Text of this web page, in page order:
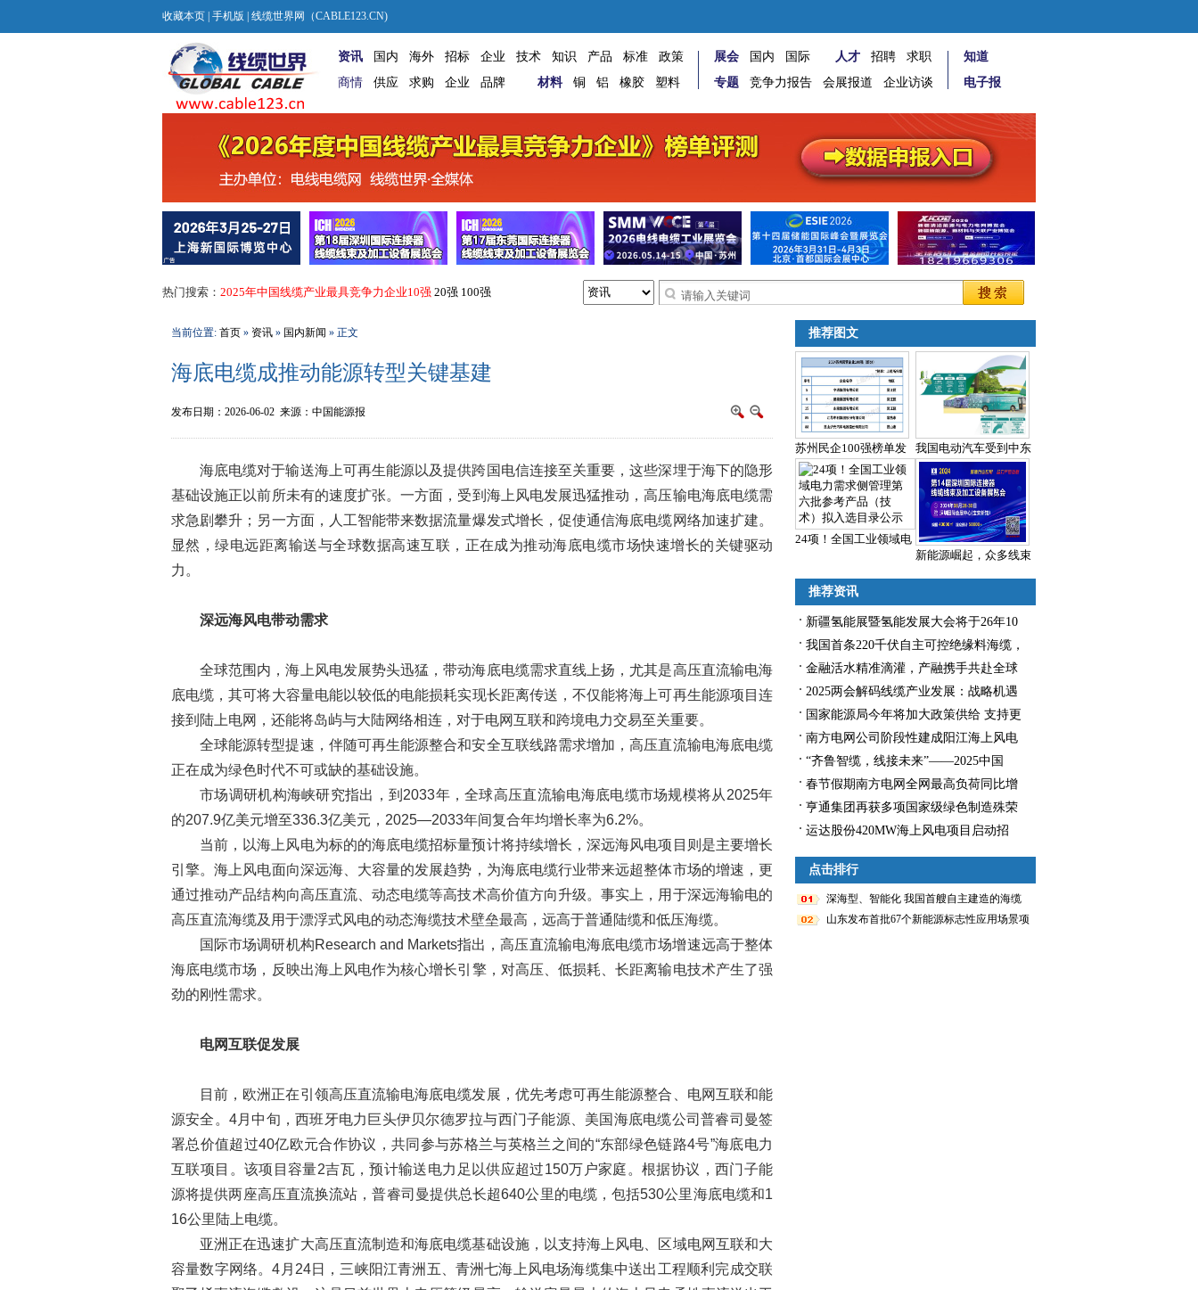
收藏本页 手机版 | 线缆世界网（CABLE123.CN)
资讯 国内 海外 招标 企业 技术 知识 产品 标准
政策
商情
供应 求购 企业 品牌 材料 铜 铝 橡胶 塑料
展会 国内 国际 人才 招聘
求职
专题
竞争力报告 会展报道 企业访谈
知道
电子报
热门搜索： 2025年中国线缆产业最具竞争力企业10强 20强 100强
当前位置: 首页 » 资讯 » 国内新闻 » 正文
海底电缆成推动能源转型关键基建
发布日期：2026-06-02 来源：中国能源报
海底电缆对于输送海上可再生能源以及提供跨国电信连接至关重要，这些深埋于海下的隐形
基础设施正以前所未有的速度扩张。一方面，受到海上风电发展迅猛推动，高压输电海底电缆需
求急剧攀升；另一方面，人工智能带来数据流量爆发式增长，促使通信海底电缆网络加速扩建。
显然，绿电远距离输送与全球数据高速互联，正在成为推动海底电缆市场快速增长的关键驱动
力。
深远海风电带动需求
全球范围内，海上风电发展势头迅猛，带动海底电缆需求直线上扬，尤其是高压直流输电海
底电缆，其可将大容量电能以较低的电能损耗实现长距离传送，不仅能将海上可再生能源项目连
接到陆上电网，还能将岛屿与大陆网络相连，对于电网互联和跨境电力交易至关重要。
全球能源转型提速，伴随可再生能源整合和安全互联线路需求增加，高压直流输电海底电缆
正在成为绿色时代不可或缺的基础设施。
市场调研机构海峡研究指出，到2033年，全球高压直流输电海底电缆市场规模将从2025年
的207.9亿美元增至336.3亿美元，2025—2033年间复合年均增长率为6.2%。
当前，以海上风电为标的的海底电缆招标量预计将持续增长，深远海风电项目则是主要增长
引擎。海上风电面向深远海、大容量的发展趋势，为海底电缆行业带来远超整体市场的增速，更
通过推动产品结构向高压直流、动态电缆等高技术高价值方向升级。事实上，用于深远海输电的
高压直流海缆及用于漂浮式风电的动态海缆技术壁垒最高，远高于普通陆缆和低压海缆。
国际市场调研机构Research and Markets指出，高压直流输电海底电缆市场增速远高于整体
海底电缆市场，反映出海上风电作为核心增长引擎，对高压、低损耗、长距离输电技术产生了强
劲的刚性需求。
电网互联促发展
目前，欧洲正在引领高压直流输电海底电缆发展，优先考虑可再生能源整合、电网互联和能
源安全。4月中旬，西班牙电力巨头伊贝尔德罗拉与西门子能源、美国海底电缆公司普睿司曼签
署总价值超过40亿欧元合作协议，共同参与苏格兰与英格兰之间的“东部绿色链路4号”海底电力
互联项目。该项目容量2吉瓦，预计输送电力足以供应超过150万户家庭。根据协议，西门子能
源将提供两座高压直流换流站，普睿司曼提供总长超640公里的电缆，包括530公里海底电缆和1
16公里陆上电缆。
亚洲正在迅速扩大高压直流制造和海底电缆基础设施，以支持海上风电、区域电网互联和大
容量数字网络。4月24日，三峡阳江青洲五、青洲七海上风电场海缆集中送出工程顺利完成交联
推荐图文
苏州民企100强榜单发 我国电动汽车受到中东
24项！全国工业领域电
新能源崛起，众多线束
推荐资讯
新疆氢能展暨氢能发展大会将于26年10
月举办
我国首条220千伏自主可控绝缘料海缆，
成功送电！
金融活水精准滴灌，产融携手共赴全球
2025两会解码线缆产业发展：战略机遇
与创新升级
国家能源局今年将加大政策供给 支持更
多民企参与能源项目开发建设
南方电网公司阶段性建成阳江海上风电
和储能示范区
“齐鲁智缆，线接未来”——2025中国
（山东）国际线缆/线材工业及智能制造
展览会
春节假期南方电网全网最高负荷同比增
长8.9%
亨通集团再获多项国家级绿色制造殊荣
运达股份420MW海上风电项目启动招
标！
点击排行
深海型、智能化 我国首艘自主建造的海缆
施工船入列
山东发布首批67个新能源标志性应用场景项